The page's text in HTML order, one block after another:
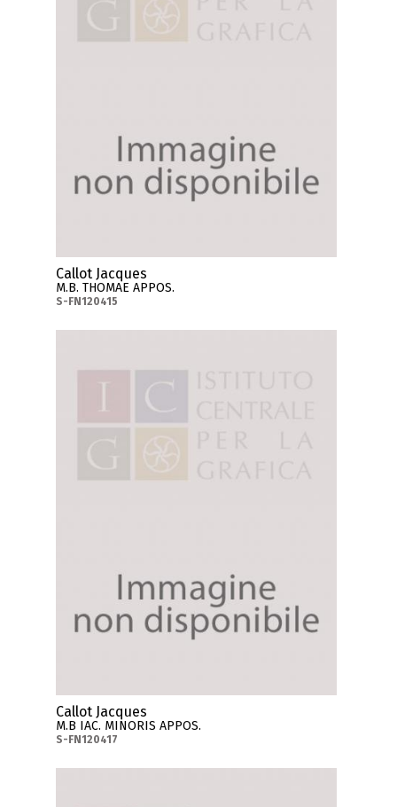
Callot Jacques
M.B. THOMAE APPOS.
S-FN120415
Callot Jacques
M.B IAC. MINORIS APPOS.
S-FN120417